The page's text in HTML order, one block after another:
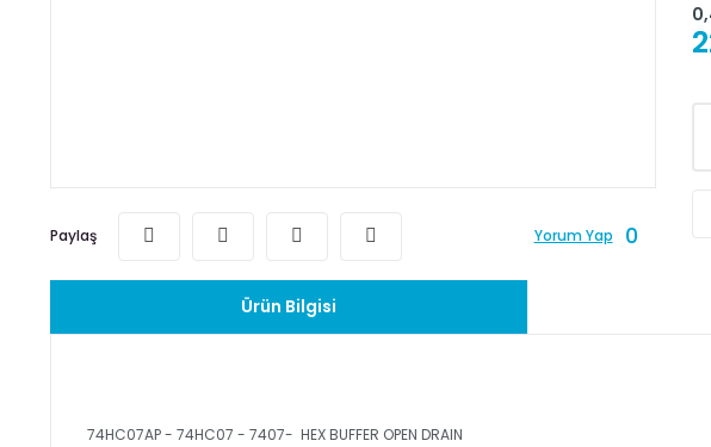
Paylaş Yorum Yap 0
Ürün Bilgisi
74HC07AP - 74HC07 - 7407- HEX BUFFER OPEN DRAIN